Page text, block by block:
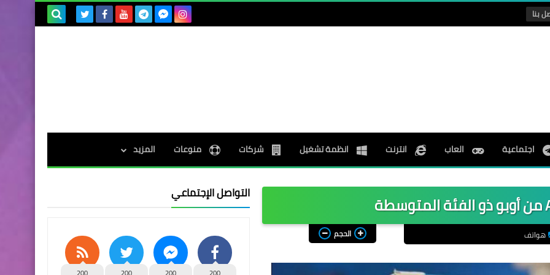
بنا
اجتماعية العاب انترنت انظمة تشغيل شركات منوعات المزيد
هواتف الحجم
التواصل الإجتماعي